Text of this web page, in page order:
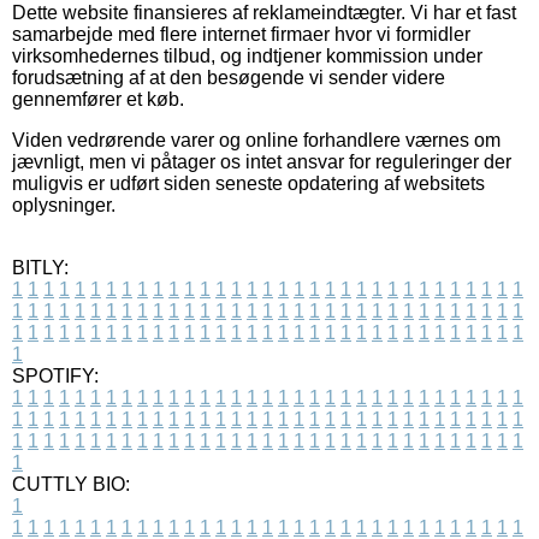
Dette website finansieres af reklameindtægter. Vi har et fast
samarbejde med flere internet firmaer hvor vi formidler
virksomhedernes tilbud, og indtjener kommission under
forudsætning af at den besøgende vi sender videre
gennemfører et køb.
Viden vedrørende varer og online forhandlere værnes om
jævnligt, men vi påtager os intet ansvar for reguleringer der
muligvis er udført siden seneste opdatering af websitets
oplysninger.
BITLY:
1 1 1 1 1 1 1 1 1 1 1 1 1 1 1 1 1 1 1 1 1 1 1 1 1 1 1 1 1 1 1 1 1
1 1 1 1 1 1 1 1 1 1 1 1 1 1 1 1 1 1 1 1 1 1 1 1 1 1 1 1 1 1 1 1 1
1 1 1 1 1 1 1 1 1 1 1 1 1 1 1 1 1 1 1 1 1 1 1 1 1 1 1 1 1 1 1 1 1
1
SPOTIFY:
1 1 1 1 1 1 1 1 1 1 1 1 1 1 1 1 1 1 1 1 1 1 1 1 1 1 1 1 1 1 1 1 1
1 1 1 1 1 1 1 1 1 1 1 1 1 1 1 1 1 1 1 1 1 1 1 1 1 1 1 1 1 1 1 1 1
1 1 1 1 1 1 1 1 1 1 1 1 1 1 1 1 1 1 1 1 1 1 1 1 1 1 1 1 1 1 1 1 1
1
CUTTLY BIO:
1
1 1 1 1 1 1 1 1 1 1 1 1 1 1 1 1 1 1 1 1 1 1 1 1 1 1 1 1 1 1 1 1 1